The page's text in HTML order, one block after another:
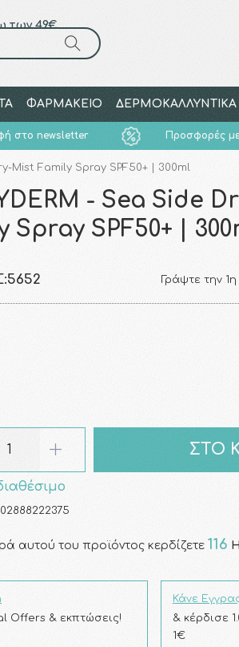
των 49€
ΦΑΡΜΑΚΕΙΟ ΔΕΡΜΟΚΑΛΛΥΝΤΙΚΑ
στο newsletter Προσφορές
Mist Family Spray SPF50+ | 300ml
- Sea Side
Spray SPF50+ |
5652 Γράψτε την
ΣΤΟ
αυτού του προϊόντος κερδίζετε 116
Offers & εκπτώσεις!
Κάνε
& κέρδισε
1€